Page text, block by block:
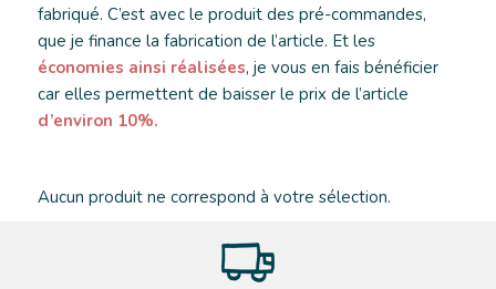
fabriqué. C’est avec le produit des pré-commandes,
que je finance la fabrication de l’article. Et les
économies ainsi réalisées, je vous en fais bénéficier
car elles permettent de baisser le prix de l’article
d’environ 10%.
Aucun produit ne correspond à votre sélection.